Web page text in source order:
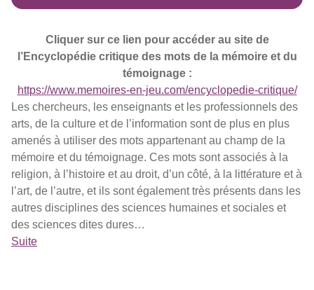
Cliquer sur ce lien pour accéder au site de
l’Encyclopédie critique des mots de la mémoire et du
témoignage :
https://www.memoires-en-jeu.com/encyclopedie-critique/
Les chercheurs, les enseignants et les professionnels des
arts, de la culture et de l’information sont de plus en plus
amenés à utiliser des mots appartenant au champ de la
mémoire et du témoignage. Ces mots sont associés à la
religion, à l’histoire et au droit, d’un côté, à la littérature et à
l’art, de l’autre, et ils sont également très présents dans les
autres disciplines des sciences humaines et sociales et
des sciences dites dures…
Suite